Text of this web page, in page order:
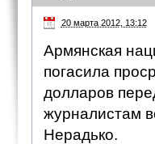
20 марта 2012, 13:12
Армянская
погасила
долларов
журналистам
Нерадько.